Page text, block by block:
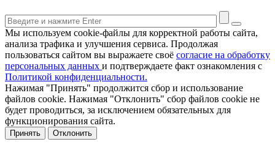
Мы используем cookie-файлы для корректной работы сайта,
анализа трафика и улучшения сервиса. Продолжая
пользоваться сайтом вы выражаете своё согласие на обработку
персональных данных и подтверждаете факт ознакомления с
Политикой конфиденциальности.
Нажимая "Принять" продолжится сбор и использование
файлов cookie. Нажимая "Отклонить" сбор файлов cookie не
будет проводиться, за исключением обязательных для
функционирования сайта.
Принять Отклонить